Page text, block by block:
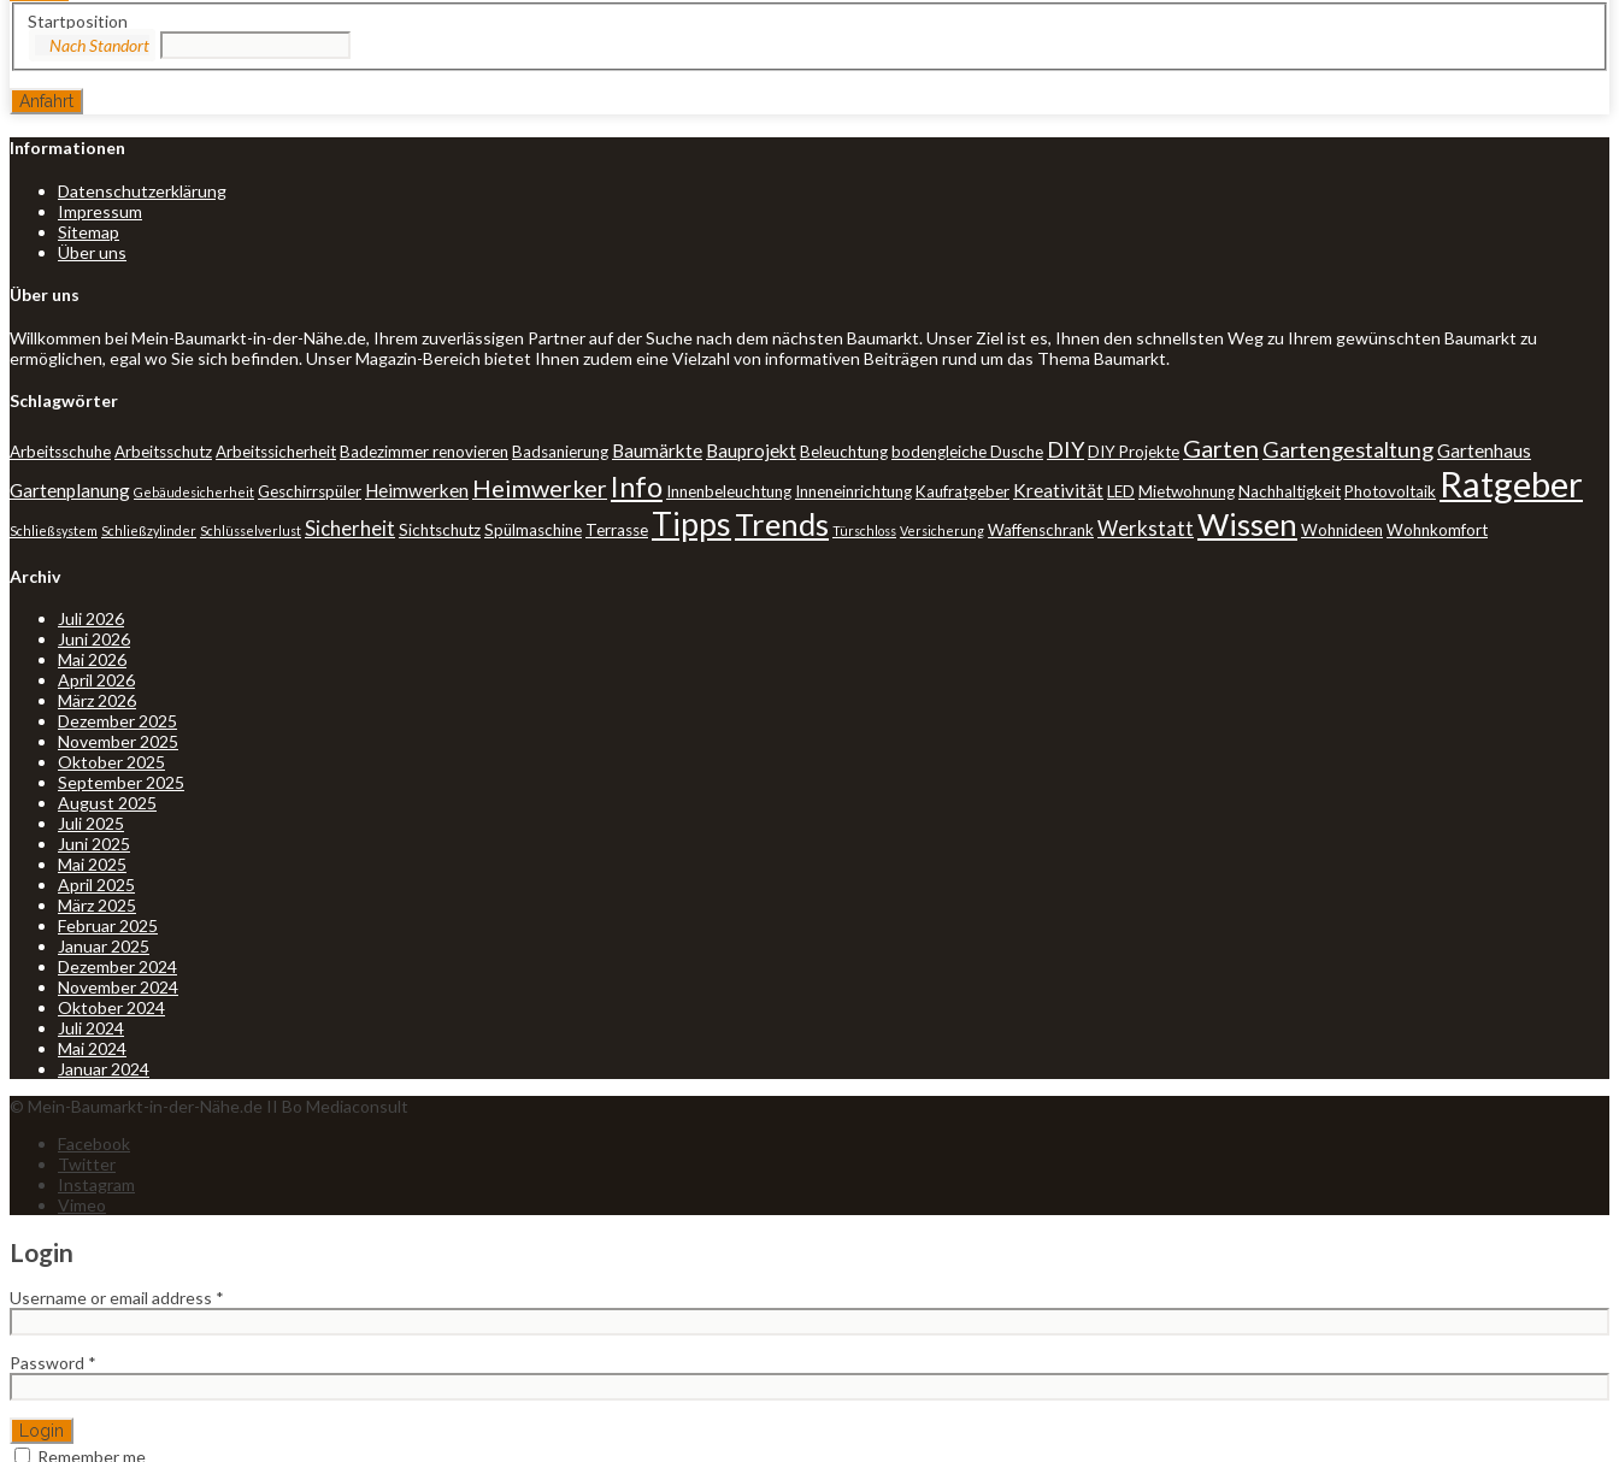
Startposition
Informationen
Datenschutzerklärung
Impressum
Sitemap
Über uns
Über uns
Willkommen bei Mein-Baumarkt-in-der-Nähe.de, Ihrem zuverlässigen Partner auf der Suche nach dem nächsten Baumarkt. Unser Ziel ist es, Ihnen den schnellsten Weg zu Ihrem gewünschten Baumarkt zu
ermöglichen, egal wo Sie sich befinden. Unser Magazin-Bereich bietet Ihnen zudem eine Vielzahl von informativen Beiträgen rund um das Thema Baumarkt.
Schlagwörter
ArbeitsschuheArbeitsschutzArbeitssicherheitBadezimmer renovieren Badsanierung Baumärkte BauprojektBeleuchtungbodengleiche Dusche DIYDIY Projekte Garten GartengestaltungGartenhaus
Gartenplanung Gebäudesicherheit Geschirrspüler Heimwerken Heimwerker Info Innenbeleuchtung InneneinrichtungKaufratgeber KreativitätLED MietwohnungNachhaltigkeitPhotovoltaik Ratgeber
Schließsystem Schließzylinder Schlüsselverlust Sicherheit SichtschutzSpülmaschine Terrasse TippsTrends Türschloss Versicherung WaffenschrankWerkstattWissen Wohnideen Wohnkomfort
Archiv
Juli 2026
Juni 2026
Mai 2026
April 2026
März 2026
Dezember 2025
November 2025
Oktober 2025
September 2025
August 2025
Juli 2025
Juni 2025
Mai 2025
April 2025
März 2025
Februar 2025
Januar 2025
Dezember 2024
November 2024
Oktober 2024
Juli 2024
Mai 2024
Januar 2024
© Mein-Baumarkt-in-der-Nähe.de II Bo Mediaconsult
Facebook
Twitter
Instagram
Vimeo
Login
Username or email address *
Password *
Remember me